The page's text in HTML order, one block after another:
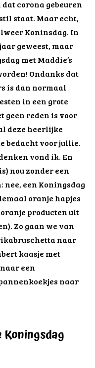
dat corona gebeuren
staat. Maar echt,
Koninsdag. In
geweest, maar
met Maddie’s
Ondanks dat
is dan normaal
in een grote
geen reden is voor
deze heerlijke
bedacht voor jullie.
vond ik. En
nou zonder een
een Koningsdag
oranje hapjes
producten uit
Zo gaan we van
naar
kaasje met
een
naar